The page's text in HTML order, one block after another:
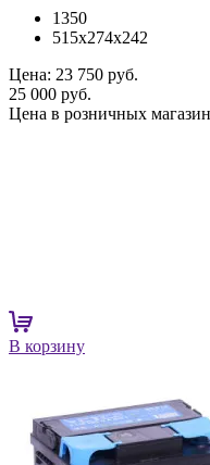
1350
515x274x242
Цена: 23 750 руб.
25 000 руб.
Цена в розничных
В корзину